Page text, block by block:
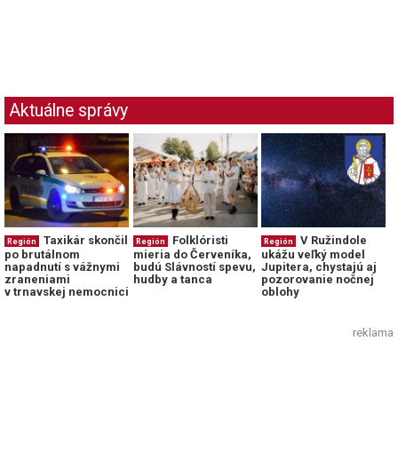
Aktuálne správy
Región
Taxikár skončil
po brutálnom
napadnutí s vážnymi
zraneniami
v trnavskej nemocnici
Región
Folklóristi
mieria do Červeníka,
budú Slávností spevu,
hudby a tanca
Región
V Ružindole
ukážu veľký model
Jupitera, chystajú aj
pozorovanie nočnej
oblohy
reklama